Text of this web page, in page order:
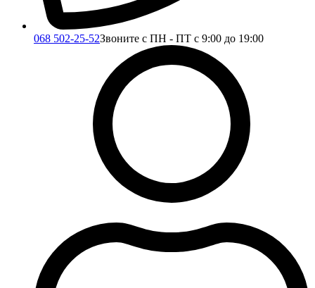
068 502-25-52Звоните с ПН - ПТ с 9:00 до 19:00